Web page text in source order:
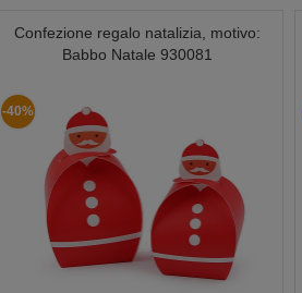
Confezione regalo natalizia, motivo:
Babbo Natale 930081
-40%